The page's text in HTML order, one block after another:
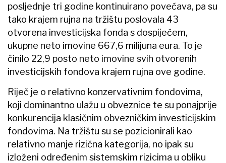
posljednje tri godine kontinuirano povećava, pa su
tako krajem rujna na tržištu poslovala 43
otvorena investicijska fonda s dospijećem,
ukupne neto imovine 667,6 milijuna eura. To je
činilo 22,9 posto neto imovine svih otvorenih
investicijskih fondova krajem rujna ove godine.
Riječ je o relativno konzervativnim fondovima,
koji dominantno ulažu u obveznice te su ponajprije
konkurencija klasičnim obvezničkim investicijskim
fondovima. Na tržištu su se pozicionirali kao
relativno manje rizična kategorija, no ipak su
izloženi određenim sistemskim rizicima u obliku